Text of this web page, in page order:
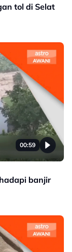
tol di Selat
00:59
banjir